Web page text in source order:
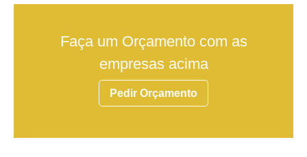
Faça um Orçamento com as
empresas acima
Pedir Orçamento